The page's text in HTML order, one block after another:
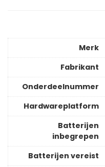
Merk
Fabrikant
Onderdeelnummer
Hardwareplatform
Batterijen
inbegrepen
Batterijen vereist